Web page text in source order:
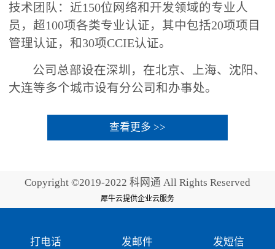
技术团队：近150位网络和开发领域的专业人
员，超100项各类专业认证，其中包括20项项目
管理认证，和30项CCIE认证。
公司总部设在深圳，在北京、上海、沈阳、
大连等多个城市设有分公司和办事处。
查看更多 >>
Copyright ©2019-2022 科网通 All Rights Reserved
犀牛云提供企业云服务
打电话 发邮件 发短信